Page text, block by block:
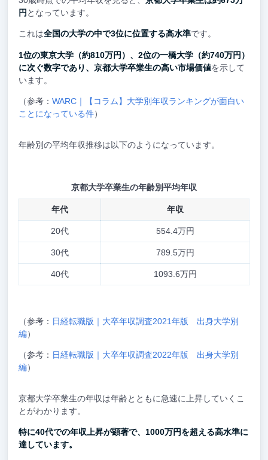
円 となっています。
これは全国の大学の中で3位に位置する高水準です。
1位の東京大学（約810万円）、2位の一橋大学（約740万円）
に次ぐ数字であり、京都大学卒業生の高い市場価値を示して
います。
（参考： WARC｜【コラム】大学別年収ランキングが面白い
ことになっている件）
年齢別の平均年収推移は以下のようになっています。
京都大学卒業生の年齢別平均年収
年代 年収
20代 554.4万円
30代 789.5万円
40代 1093.6万円
（参考： 日経転職版｜大卒年収調査2021年版 出身大学別
編）
（参考： 日経転職版｜大卒年収調査2022年版 出身大学別
編）
京都大学卒業生の年収は年齢とともに急速に上昇していくこ
とがわかります。
特に40代での年収上昇が顕著で、1000万円を超える高水準に
達しています。